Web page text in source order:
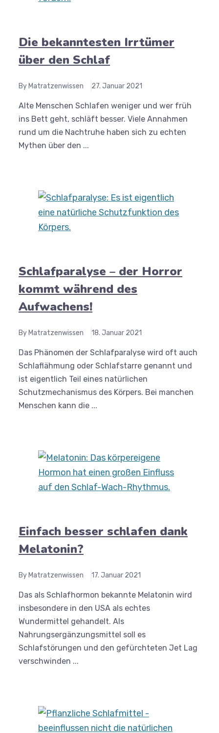
Die bekanntesten Irrtümer
über den Schlaf
By Matratzenwissen 27. Januar 2021
Alte Menschen Schlafen weniger und wer früh
ins Bett geht, schläft besser. Viele Annahmen
rund um die Nachtruhe haben sich zu echten
Mythen über den ...
Schlafparalyse – der Horror
kommt während des
Aufwachens!
By Matratzenwissen 18. Januar 2021
Das Phänomen der Schlafparalyse wird oft auch
Schlaflähmung oder Schlafstarre genannt und
ist eigentlich Teil eines natürlichen
Schutzmechanismus des Körpers. Bei manchen
Menschen kann die ...
Einfach besser schlafen dank
Melatonin?
By Matratzenwissen 17. Januar 2021
Das als Schlafhormon bekannte Melatonin wird
insbesondere in den USA als echtes
Wundermittel gehandelt. Als
Nahrungsergänzungsmittel soll es
Schlafstörungen und den gefürchteten Jet Lag
verschwinden ...